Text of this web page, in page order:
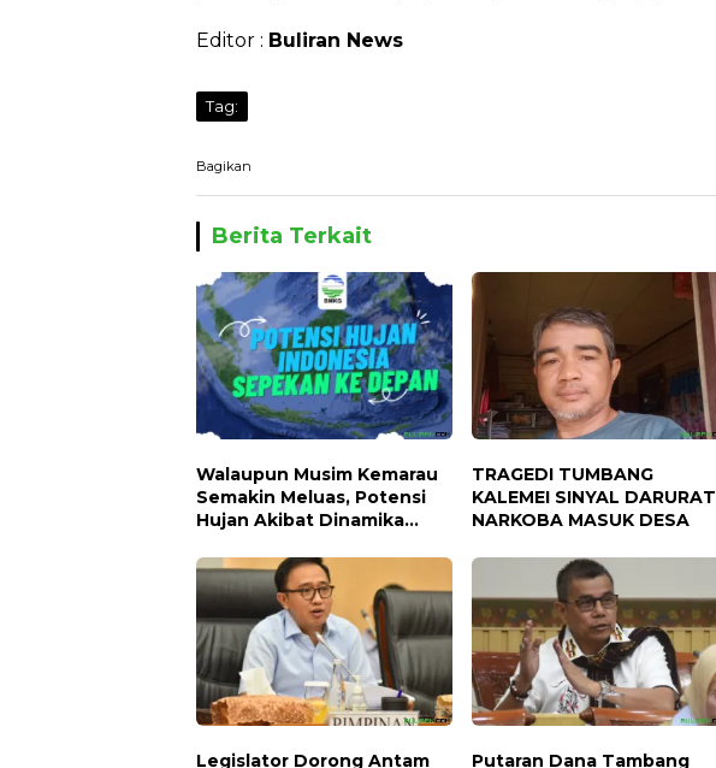
Editor : Buliran News
Tag:
Bagikan
Berita Terkait
Walaupun Musim Kemarau
Semakin Meluas, Potensi
Hujan Akibat Dinamika
Periode 17 -- 23 Juli 2026
TRAGEDI TUMBANG
KALEMEI SINYAL DARURAT
NARKOBA MASUK DESA
Legislator Dorong Antam
Putaran Dana Tambang